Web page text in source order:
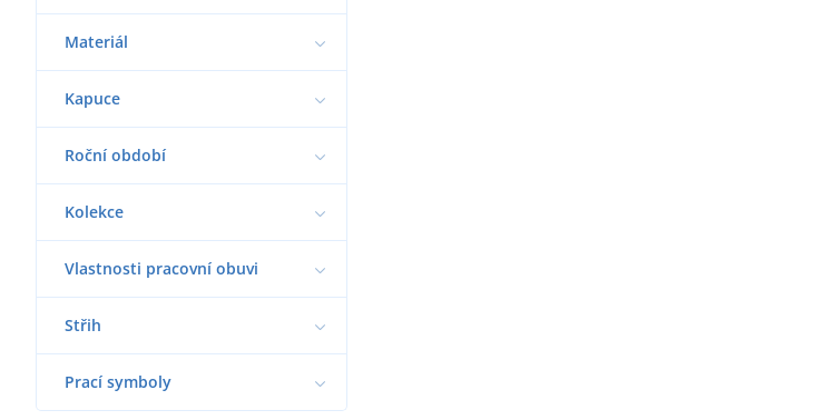
Materiál
Kapuce
Roční období
Kolekce
Vlastnosti pracovní obuvi
Střih
Prací symboly